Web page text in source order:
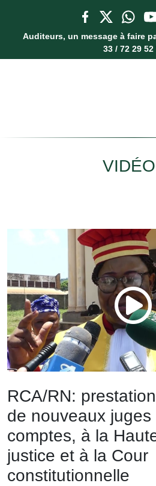
Auditeurs, un message à faire
33 / 72 29 52
RCA/RN:
de nouveaux
comptes, à la
justice et à la Cour
constitutionnelle